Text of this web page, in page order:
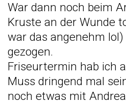
War dann noch beim
Kruste an der Wunde
war das angenehm lol)
gezogen.
Friseurtermin hab ich
Muss dringend mal
noch etwas mit